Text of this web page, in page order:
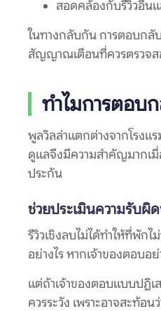
สอดคล้องกับรีวิวอื่น
ในทางกลับกัน การตอบกลั
สัญญาณเตือนที่ควรตรวจส
ทำไมการตอบ
พูลวิลล่าแตกต่างจากโรงแ
ดูแลจึงมีความสำคัญมากเมื่
ประกัน
ช่วยประเมินความรับผิ
รีวิวเชิงลบไม่ได้ทำให้ที่พัก
อย่างไร หากเจ้าของตอบ
แต่ถ้าเจ้าของตอบแบบปฏิเ
ควรระวัง เพราะอาจสะท้อ